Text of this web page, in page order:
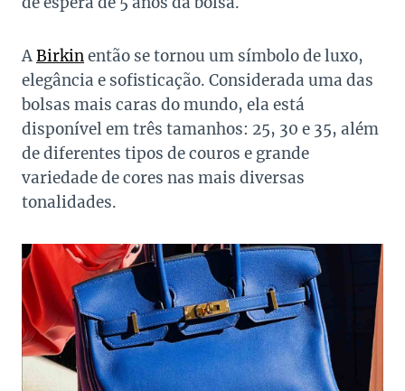
ABirkinentão se tornou um símbolo de luxo,
elegância e sofisticação. Considerada uma das
bolsas mais caras do mundo, ela está
disponível em três tamanhos: 25, 30 e 35, além
de diferentes tipos de couros e grande
variedade de cores nas mais diversas
tonalidades.